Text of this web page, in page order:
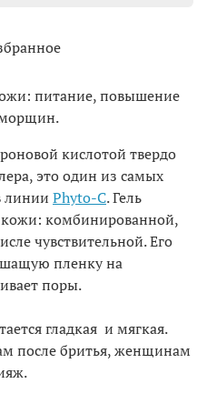
питание, повышение
морщин.
кислотой твердо
это один из самых
линии Phyto-C. Гель
комбинированной,
чувствительной. Его
пленку на
поры.
гладкая и мягкая.
после бритья, женщинам